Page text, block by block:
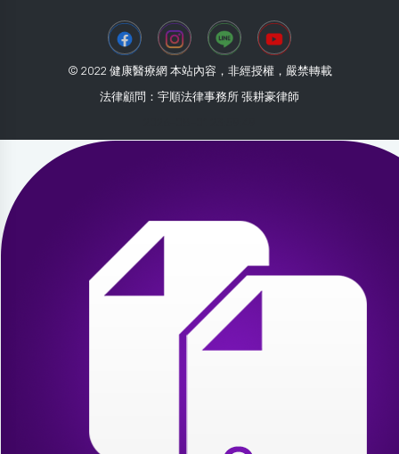
© 2022 健康醫療網 本站內容，非經授權，嚴禁轉載
法律顧問：宇順法律事務所 張耕豪律師